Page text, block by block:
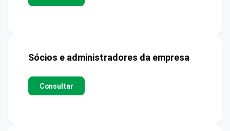
Sócios e administradores da empresa
Consultar